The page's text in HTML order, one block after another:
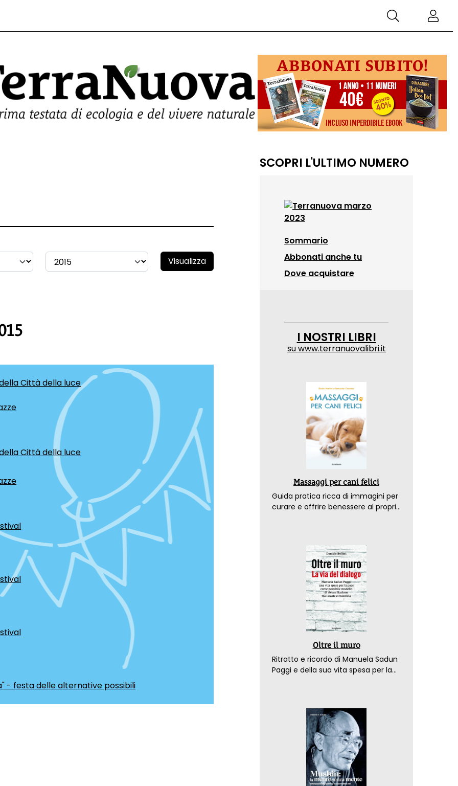
Visualizza
Città della luce
Città della luce
- festa delle alternative possibili
SCOPRI L'ULTIMO NUMERO
Sommario
Abbonati anche tu
Dove acquistare
I NOSTRI LIBRI
suwww.terranuovalibri.it
Massaggi per cani felici
Guida pratica ricca di immagini per
curare e offrire benessere al proprio
Oltre il muro
Ritratto e ricordo di Manuela Sadun
Paggi e della sua vita spesa per la